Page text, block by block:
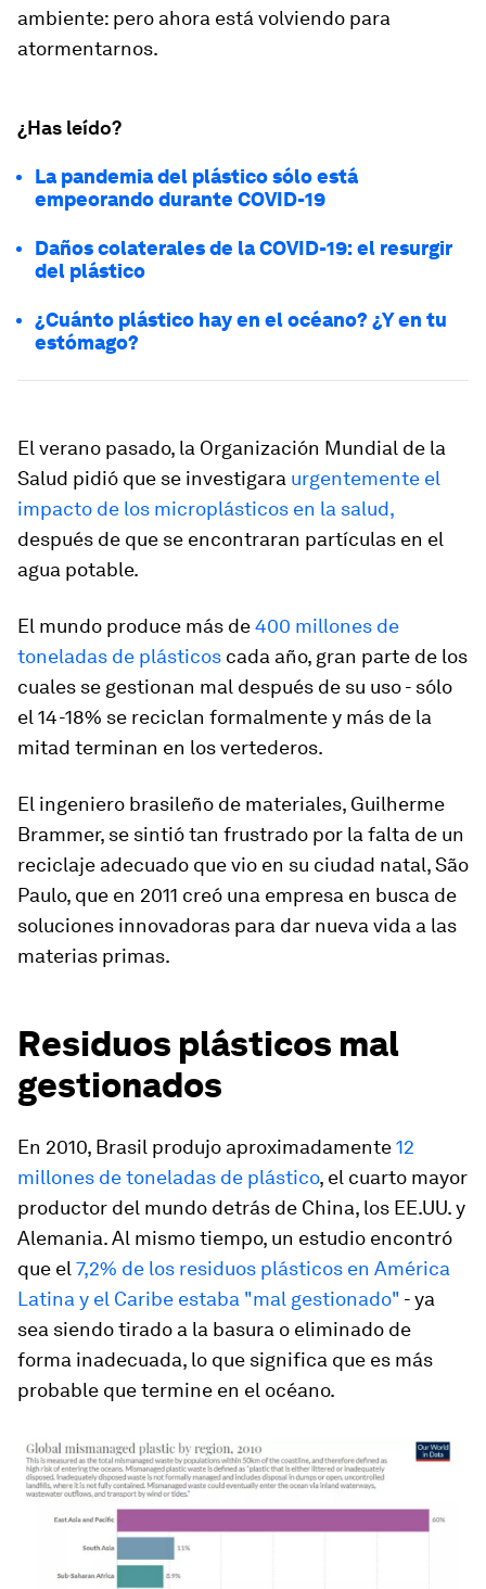
ambiente: pero ahora está volviendo para
atormentarnos.
¿Has leído?
La pandemia del plástico sólo está
empeorando durante COVID-19
Daños colaterales de la COVID-19: el resurgir
del plástico
¿Cuánto plástico hay en el océano? ¿Y en tu
estómago?
El verano pasado, la Organización Mundial de la
Salud pidió que se investigara urgentemente el
impacto de los microplásticos en la salud,
después de que se encontraran partículas en el
agua potable.
El mundo produce más de400 millones de
toneladas de plásticos cada año, gran parte de los
cuales se gestionan mal después de su uso - sólo
el 14-18% se reciclan formalmente y más de la
mitad terminan en los vertederos.
El ingeniero brasileño de materiales, Guilherme
Brammer, se sintió tan frustrado por la falta de un
reciclaje adecuado que vio en su ciudad natal, São
Paulo, que en 2011 creó una empresa en busca de
soluciones innovadoras para dar nueva vida a las
materias primas.
Residuos plásticos mal
gestionados
En 2010, Brasil produjo aproximadamente12
millones de toneladas de plástico, el cuarto mayor
productor del mundo detrás de China, los EE.UU. y
Alemania. Al mismo tiempo, un estudio encontró
que el 7,2% de los residuos plásticos en América
Latina y el Caribe estaba "mal gestionado" - ya
sea siendo tirado a la basura o eliminado de
forma inadecuada, lo que significa que es más
probable que termine en el océano.